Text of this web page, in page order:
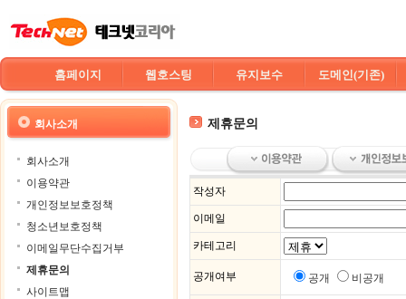
홈페이지 웹호스팅 유지보수 도메인(기존)
회사소개
회사소개
이용약관
개인정보보호정책
청소년보호정책
이메일무단수집거부
제휴문의
사이트맵
제휴문의
작성자
이메일
카테고리
공개여부 공개 비공개